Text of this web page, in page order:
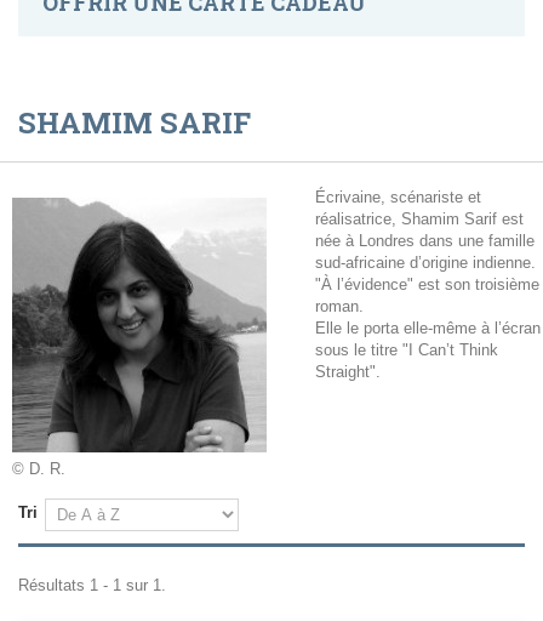
SHAMIM SARIF
© D. R.
Écrivaine, scénariste et
réalisatrice, Shamim Sarif est
née à Londres dans une famille
sud-africaine d’origine indienne.
"À l’évidence" est son troisième
roman.
Elle le porta elle-même à l’écran
sous le titre "I Can’t Think
Straight".
Tri
Résultats 1 - 1 sur 1.